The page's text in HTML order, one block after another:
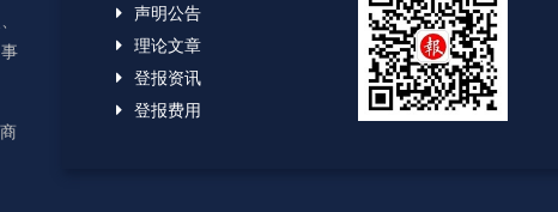
声明公告
理论文章
登报资讯
登报费用